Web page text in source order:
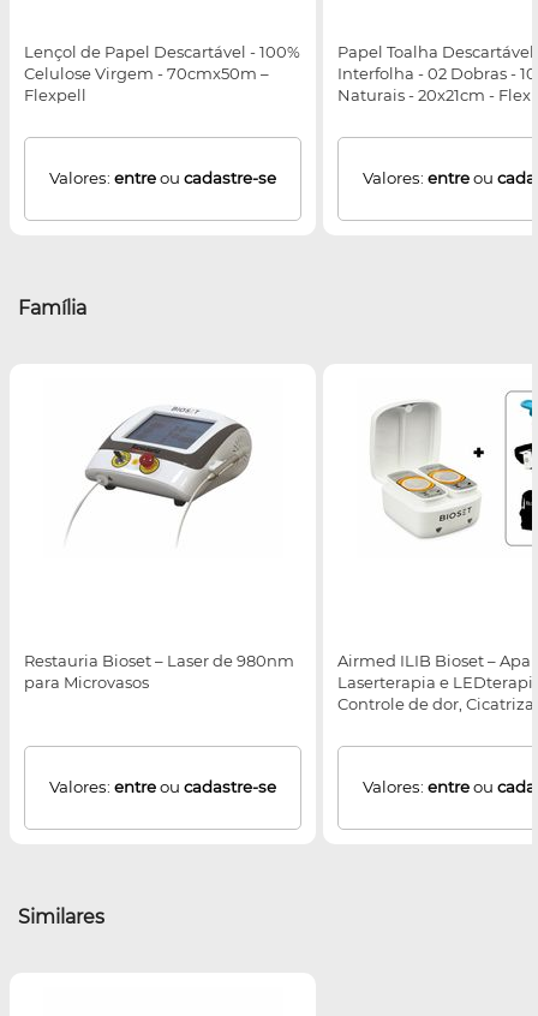
Lençol de Papel Descartável - 100%
Celulose Virgem - 70cmx50m –
Flexpell
Valores: entreou cadastre-se
Papel Toalha Descartável
Interfolha - 02 Dobras -
Naturais - 20x21cm -
Valores: entreou
Família
Restauria Bioset – Laser de 980nm
para Microvasos
Valores: entreou cadastre-se
Airmed ILIB Bioset –
Laserterapia e
Controle de dor,
Inflamatórias e
Valores: entreou
Similares